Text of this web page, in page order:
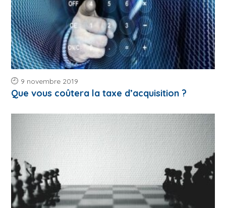
9 novembre 2019
Que vous coûtera la taxe d’acquisition ?